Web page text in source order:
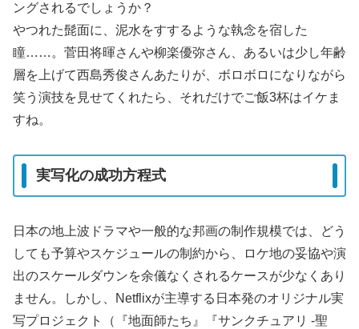
ングされるでしょうか？
やつれた髭面に、泥水をすするような執念を宿した
瞳……。菅田将暉さんや柳楽優弥さん、あるいは少し年齢
層を上げて西島秀俊さんあたりが、ボロボロになりながら
笑う演技を見せてくれたら、それだけでご飯3杯はイケま
すね。
実写化の成功方程式
日本の地上波ドラマや一般的な邦画の制作規模では、どう
しても予算やスケジュールの制約から、ロケ地の妥協や演
出のスケールダウンを余儀なくされるケースが少なくあり
ません。しかし、Netflixが主導する日本発のオリジナル実
写プロジェクト（『地面師たち』『サンクチュアリ -聖